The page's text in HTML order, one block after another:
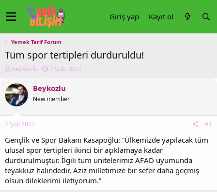
Giriş yap Kayıt ol
Yemek Tarif Forum
Tüm spor tertipleri durduruldu!
K
n
u
y
b
a
ş
a
t
a
n
Beykozlu
B
ş
a
ç
a
r
i
h
i
7 Şub 2023
Beykozlu
New member
7 Şub 2023 #1
Gençlik ve Spor Bakanı Kasapoğlu: “Ülkemizde yapılacak tüm
ulusal spor tertipleri ikinci bir açıklamaya kadar
durdurulmuştur. İlgili tüm ünitelerimiz AFAD uyumunda
teyakkuz halindedir. Aziz milletimize bir sefer daha geçmiş
olsun dileklerimi iletiyorum.”